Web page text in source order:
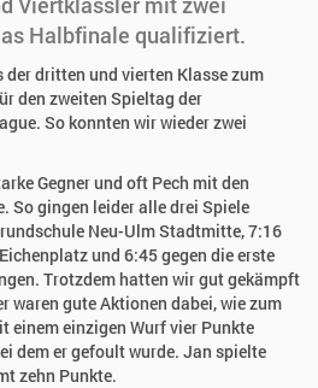
Halbfinale qualifiziert.
dritten und vierten Klasse zum
den zweiten Spieltag der
So konnten wir wieder zwei
Gegner und oft Pech mit den
So gingen leider alle drei Spiele
Neu-Ulm Stadtmitte, 7:16
und 6:45 gegen die erste
Trotzdem hatten wir gut gekämpft
waren gute Aktionen dabei, wie zum
einem einzigen Wurf vier Punkte
dem er gefoult wurde. Jan spielte
zehn Punkte.